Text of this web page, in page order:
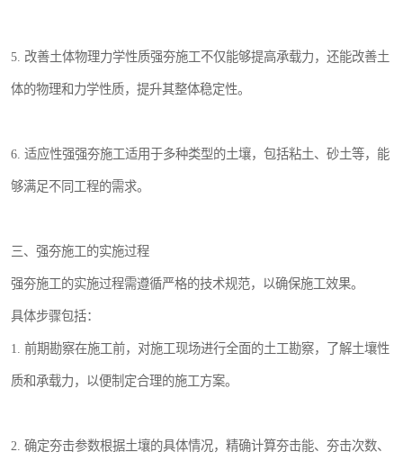
5. 改善土体物理力学性质强夯施工不仅能够提高承载力，还能改善土
体的物理和力学性质，提升其整体稳定性。
6. 适应性强强夯施工适用于多种类型的土壤，包括粘土、砂土等，能
够满足不同工程的需求。
三、强夯施工的实施过程
强夯施工的实施过程需遵循严格的技术规范，以确保施工效果。
具体步骤包括：
1. 前期勘察在施工前，对施工现场进行全面的土工勘察，了解土壤性
质和承载力，以便制定合理的施工方案。
2. 确定夯击参数根据土壤的具体情况，精确计算夯击能、夯击次数、